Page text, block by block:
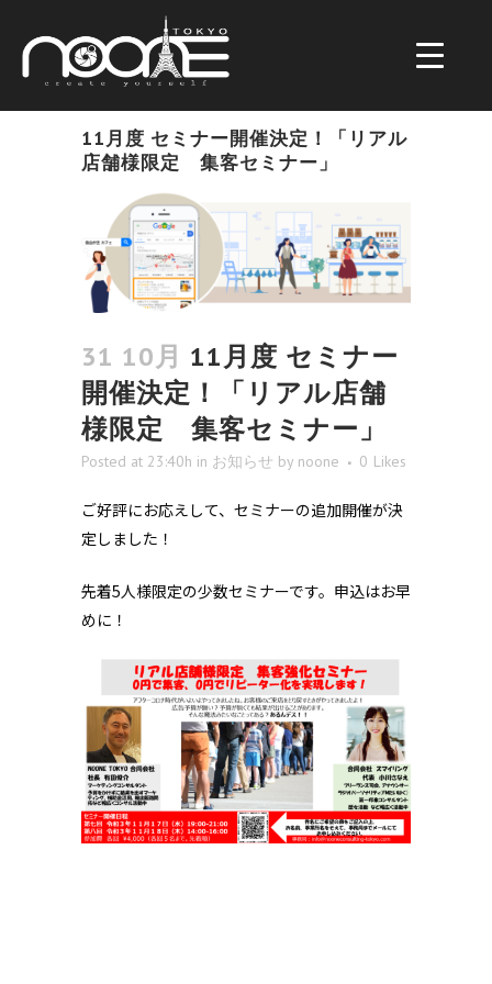
11月度 セミナー開催決定！「リアル
店舗様限定 集客セミナー」
31 10月 11月度 セミナー
開催決定！「リアル店舗
様限定 集客セミナー」
Posted at 23:40h in お知らせ by noone 0 Likes
ご好評にお応えして、セミナーの追加開催が決
定しました！
先着5人様限定の少数セミナーです。申込はお早
めに！